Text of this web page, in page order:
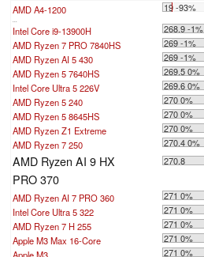
AMD A4-1200 19 -93%
...
Intel Core i9-13900H
268.9 -1%
AMD Ryzen 7 PRO 7840HS
269 -1%
AMD Ryzen AI 5 430
269 -1%
AMD Ryzen 5 7640HS
269.5 0%
Intel Core Ultra 5 226V
269.6 0%
AMD Ryzen 5 240
270 0%
AMD Ryzen 5 8645HS
270 0%
AMD Ryzen Z1 Extreme
270 0%
AMD Ryzen 7 250
270.4 0%
AMD Ryzen AI 9 HX
PRO 370
270.8
AMD Ryzen AI 7 PRO 360
271 0%
Intel Core Ultra 5 322
271 0%
AMD Ryzen 7 H 255
271 0%
Apple M3 Max 16-Core
271 0%
271 0%